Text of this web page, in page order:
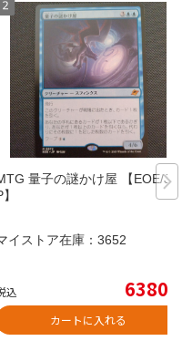
量子の謎かけ屋 【EOE/J
イストア在庫： 3652
込 6380
カートに入れる